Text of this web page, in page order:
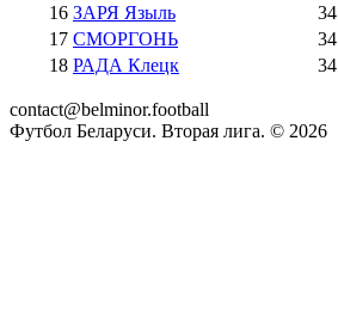
16 ЗАРЯ Языль 34
17 СМОРГОНЬ 34
18 РАДА Клецк 34
contact@belminor.football
Футбол Беларуси. Вторая лига. © 2026